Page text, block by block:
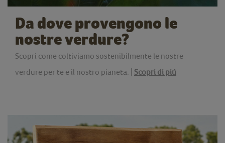
Da dove provengono le
nostre verdure?
Scopri come coltiviamo sostenibilmente le nostre
verdure per te e il nostro pianeta. | Scopri di piú